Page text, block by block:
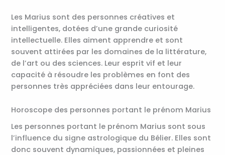
Les Marius sont des personnes créatives et
intelligentes, dotées d’une grande curiosité
intellectuelle. Elles aiment apprendre et sont
souvent attirées par les domaines de la littérature,
de l’art ou des sciences. Leur esprit vif et leur
capacité à résoudre les problèmes en font des
personnes très appréciées dans leur entourage.
Horoscope des personnes portant le prénom Marius
Les personnes portant le prénom Marius sont sous
l’influence du signe astrologique du Bélier. Elles sont
donc souvent dynamiques, passionnées et pleines